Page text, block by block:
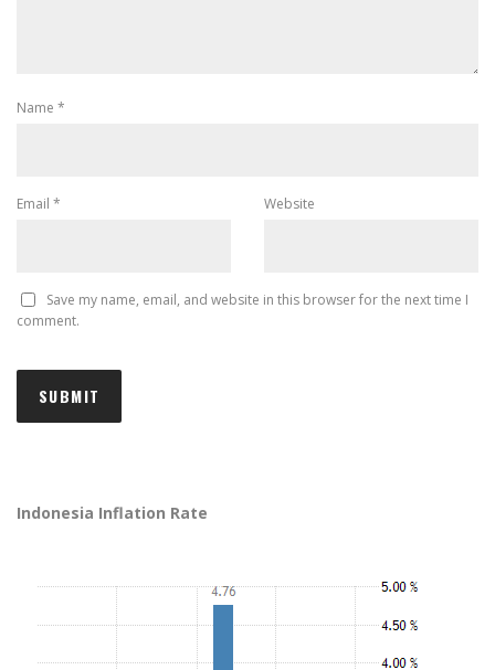
Name *
Email * Website
Save my name, email, and website in this browser for the next time I
comment.
Indonesia Inflation Rate